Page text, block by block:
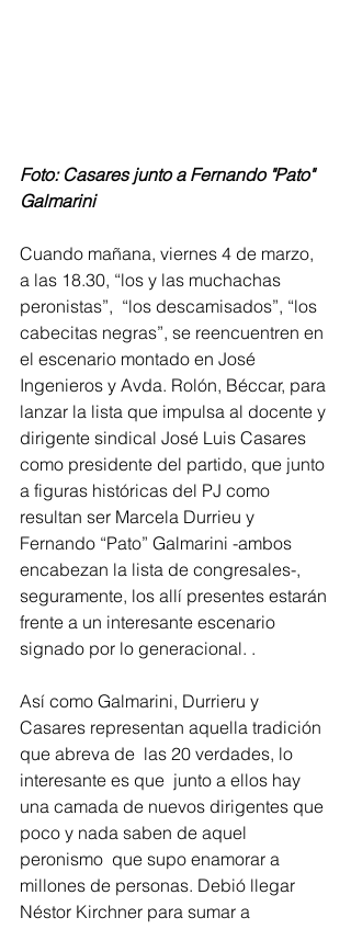
Foto: Casares junto a Fernando "Pato"
Galmarini
Cuando mañana, viernes 4 de marzo,
a las 18.30, “los y las muchachas
peronistas”,  “los descamisados”, “los
cabecitas negras”, se reencuentren en
el escenario montado en José
Ingenieros y Avda. Rolón, Béccar, para
lanzar la lista que impulsa al docente y
dirigente sindical José Luis Casares
como presidente del partido, que junto
a figuras históricas del PJ como
resultan ser Marcela Durrieu y
Fernando “Pato” Galmarini -ambos
encabezan la lista de congresales-,
seguramente, los allí presentes estarán
frente a un interesante escenario
signado por lo generacional. .
Así como Galmarini, Durrieru y
Casares representan aquella tradición
que abreva de  las 20 verdades, lo
interesante es que  junto a ellos hay
una camada de nuevos dirigentes que
poco y nada saben de aquel
peronismo  que supo enamorar a
millones de personas. Debió llegar
Néstor Kirchner para sumar a